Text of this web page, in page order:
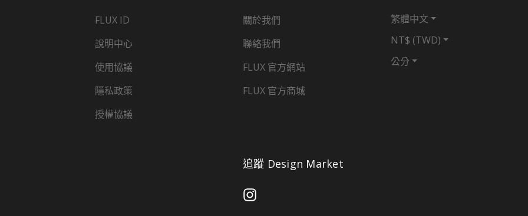
FLUX ID
說明中心
使用協議
隱私政策
授權協議
關於我們
聯絡我們
FLUX 官方網站
FLUX 官方商城
繁體中文
NT$ (TWD)
公分
追蹤 Design Market